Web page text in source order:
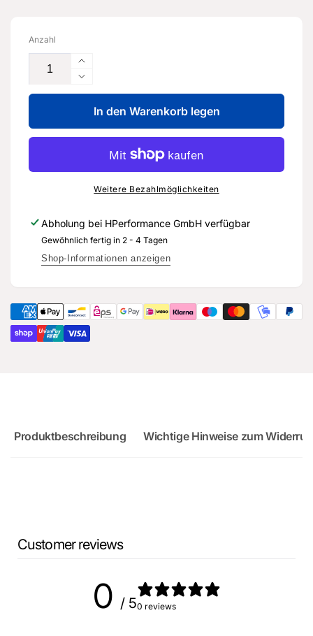
Anzahl
Erhöhe
die
Menge
für
Wärmetauscher
-
819
031
Original
Ersatzteil
für
Sportback
Verringere
die
Menge
für
Wärmetauscher
5Q0
819
-
Original
Ersatzteil
RS3
Sportback
In den Warenkorb legen
Weitere Bezahlmöglichkeiten
Abholung bei HPerformance GmbH verfügbar
Gewöhnlich fertig in 2 - 4 Tagen
Shop-Informationen anzeigen
Produktbeschreibung Wichtige Hinweise zum
Customer reviews
0 / 50 reviews